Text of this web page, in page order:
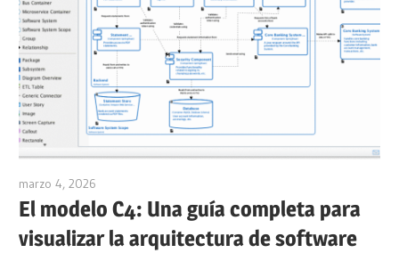
marzo 4, 2026
El modelo C4: Una guía completa para
visualizar la arquitectura de software